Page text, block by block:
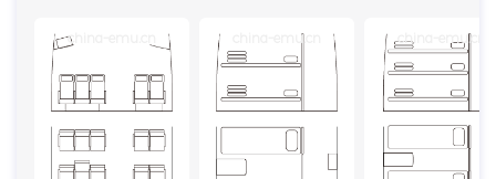
china-emu.cn china-emu.cn china-emu.cn